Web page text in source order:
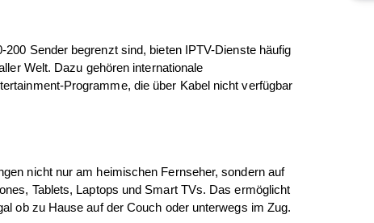
Sender begrenzt sind, bieten IPTV-Dienste häufig
Welt. Dazu gehören internationale
Programme, die über Kabel nicht verfügbar
nicht nur am heimischen Fernseher, sondern auf
Tablets, Laptops und Smart TVs. Das ermöglicht
ob zu Hause auf der Couch oder unterwegs im Zug.